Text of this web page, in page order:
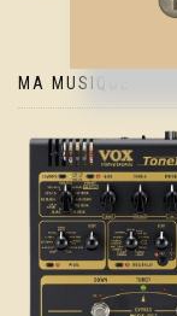
MA MUSIQUE